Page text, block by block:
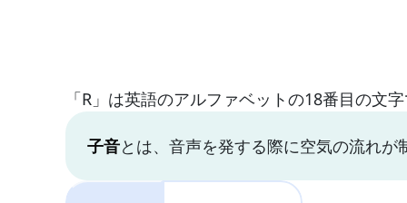
「R」は英語のアルファベットの18番目の文字
子音とは、音声を発する際に空気の流れが